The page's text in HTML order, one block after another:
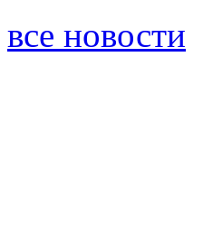
все новости